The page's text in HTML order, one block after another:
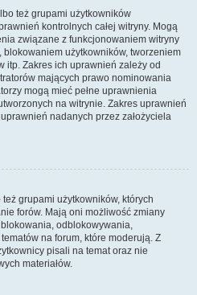
też grupami użytkowników
kontrolnych całej witryny. Mogą
związane z funkcjonowaniem witryny
użytkowników, tworzeniem
itp. Zakres ich uprawnień zależy od
mających prawo nominowania
mogą mieć pełne uprawnienia
na witrynie. Zakres uprawnień
nadanych przez założyciela
grupami użytkowników, których
forów. Mają oni możliwość zmiany
odblokowywania,
na forum, które moderują. Z
pisali na temat oraz nie
materiałów.